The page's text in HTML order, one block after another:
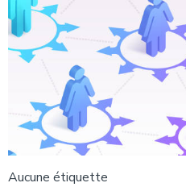
Aucune étiquette